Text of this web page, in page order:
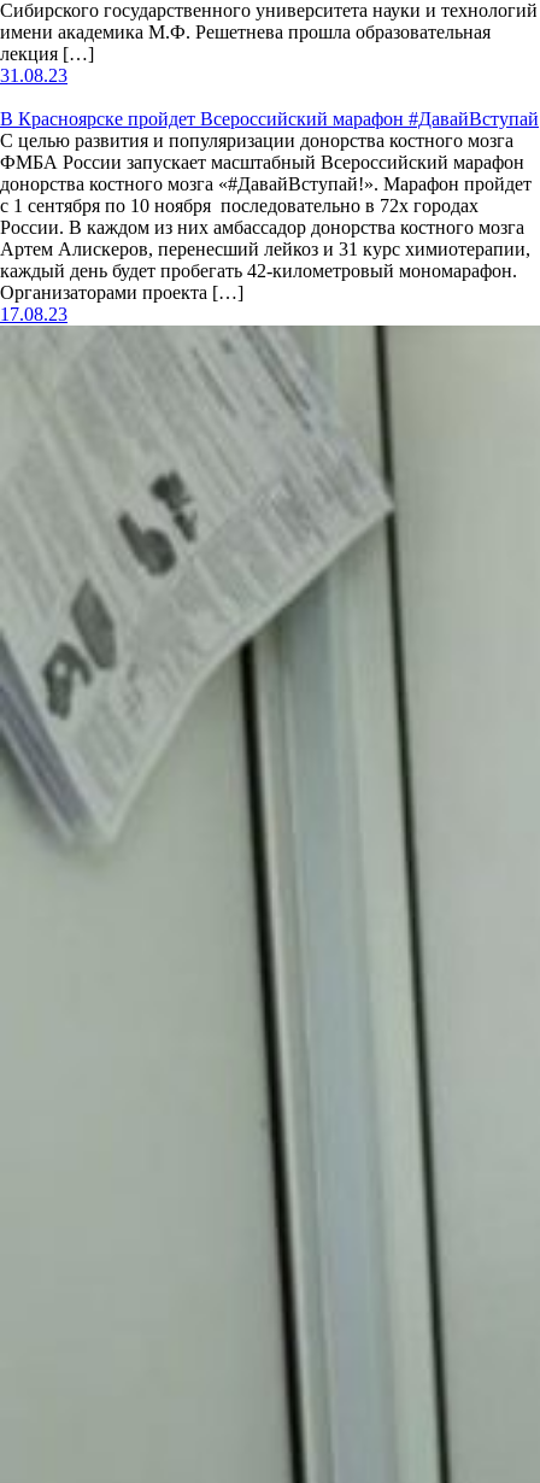
Сибирского государственного университета науки и технологий
имени академика М.Ф. Решетнева прошла образовательная
лекция […]
31.08.23
В Красноярске пройдет Всероссийский марафон #ДавайВступай
С целью развития и популяризации донорства костного мозга
ФМБА России запускает масштабный Всероссийский марафон
донорства костного мозга «#ДавайВступай!». Марафон пройдет
с 1 сентября по 10 ноября последовательно в 72х городах
России. В каждом из них амбассадор донорства костного мозга
Артем Алискеров, перенесший лейкоз и 31 курс химиотерапии,
каждый день будет пробегать 42-километровый мономарафон.
Организаторами проекта […]
17.08.23